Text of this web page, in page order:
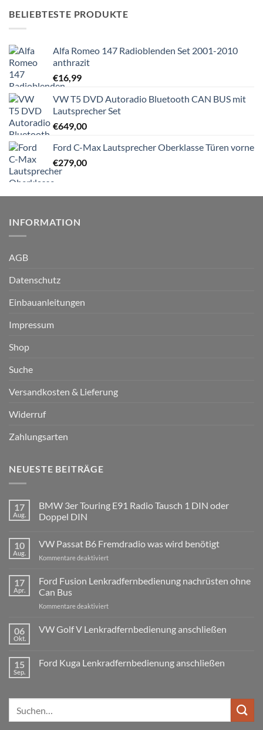
BELIEBTESTE PRODUKTE
Alfa Romeo 147 Radioblenden Set 2001-2010
anthrazit
€16,99
VW T5 DVD Autoradio Bluetooth CAN BUS mit
Lautsprecher Set
€649,00
Ford C-Max Lautsprecher Oberklasse Türen vorne
€279,00
INFORMATION
AGB
Datenschutz
Einbauanleitungen
Impressum
Shop
Suche
Versandkosten & Lieferung
Widerruf
Zahlungsarten
NEUESTE BEITRÄGE
17
Aug.
BMW 3er Touring E91 Radio Tausch 1 DIN oder
Doppel DIN
zu
3er
Radio
Tausch
1
DIN
DIN
10
Aug.
VW Passat B6 Fremdradio was wird benötigt
Kommentare deaktiviertfür
Passat
B6
was
benötigt
17
Apr.
Ford Fusion Lenkradfernbedienung nachrüsten ohne
Can Bus
Kommentare deaktiviertfür
Fusion
Lenkradfernbedienung
Can
06
Okt.
VW Golf V Lenkradfernbedienung anschließen
VW
15
Sep.
Ford Kuga Lenkradfernbedienung anschließen
Ford
Lenkradfernbedienung
anschließen